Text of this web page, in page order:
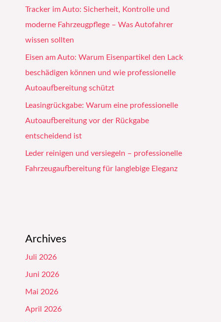
Tracker im Auto: Sicherheit, Kontrolle und
moderne Fahrzeugpflege – Was Autofahrer
wissen sollten
Eisen am Auto: Warum Eisenpartikel den Lack
beschädigen können und wie professionelle
Autoaufbereitung schützt
Leasingrückgabe: Warum eine professionelle
Autoaufbereitung vor der Rückgabe
entscheidend ist
Leder reinigen und versiegeln – professionelle
Fahrzeugaufbereitung für langlebige Eleganz
Archives
Juli 2026
Juni 2026
Mai 2026
April 2026